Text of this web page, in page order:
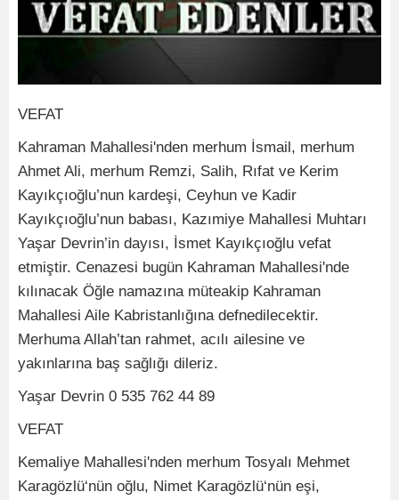
VEFAT
Kahraman Mahallesi'nden merhum İsmail, merhum
Ahmet Ali, merhum Remzi, Salih, Rıfat ve Kerim
Kayıkçıoğlu’nun kardeşi, Ceyhun ve Kadir
Kayıkçıoğlu’nun babası, Kazımiye Mahallesi Muhtarı
Yaşar Devrin’in dayısı, İsmet Kayıkçıoğlu vefat
etmiştir. Cenazesi bugün Kahraman Mahallesi'nde
kılınacak Öğle namazına müteakip Kahraman
Mahallesi Aile Kabristanlığına defnedilecektir.
Merhuma Allah’tan rahmet, acılı ailesine ve
yakınlarına baş sağlığı dileriz.
Yaşar Devrin 0 535 762 44 89
VEFAT
Kemaliye Mahallesi'nden merhum Tosyalı Mehmet
Karagözlü‘nün oğlu, Nimet Karagözlü‘nün eşi,